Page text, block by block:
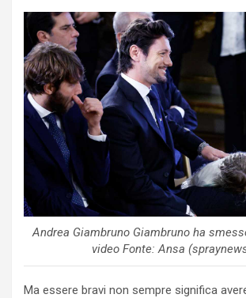
Andrea Giambruno Giambruno ha
video Fonte: Ansa
Ma essere bravi non sempre significa